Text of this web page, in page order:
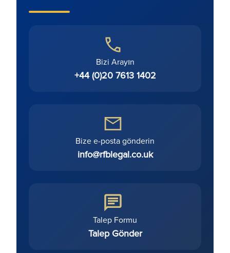
Bizi Arayın
+44 (0)20 7613 1402
Bize e-posta gönderin
info@rfblegal.co.uk
Talep Formu
Talep Gönder